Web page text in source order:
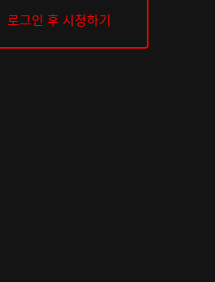
로그인 후 시청하기